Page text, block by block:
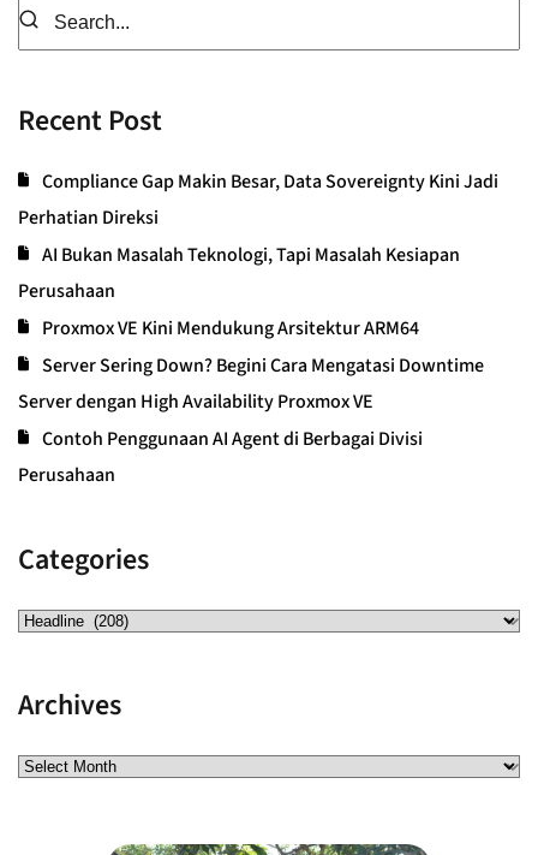
Recent Post
Compliance Gap Makin Besar, Data Sovereignty Kini Jadi
Perhatian Direksi
AI Bukan Masalah Teknologi, Tapi Masalah Kesiapan
Perusahaan
Proxmox VE Kini Mendukung Arsitektur ARM64
Server Sering Down? Begini Cara Mengatasi Downtime
Server dengan High Availability Proxmox VE
Contoh Penggunaan AI Agent di Berbagai Divisi
Perusahaan
Categories
Archives